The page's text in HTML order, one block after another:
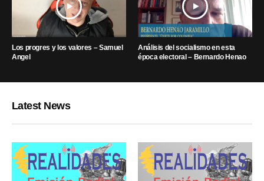
Los progres y los valores – Samuel
Angel
Análisis del socialismo en esta
época electoral – Bernardo Henao
Latest News